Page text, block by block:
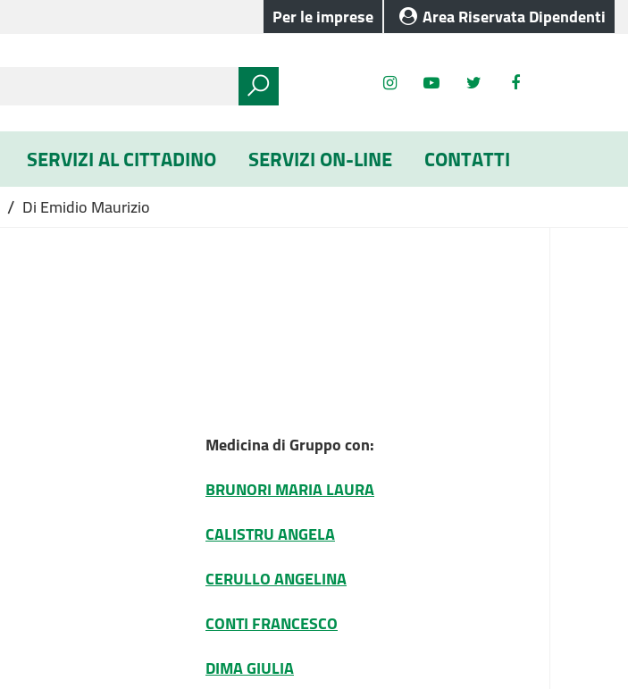
Per le imprese Area Riservata Dipendenti
SERVIZI AL CITTADINO SERVIZI ON-LINE CONTATTI
/ Di Emidio Maurizio
Medicina di Gruppo con:
BRUNORI MARIA LAURA
CALISTRU ANGELA
CERULLO ANGELINA
CONTI FRANCESCO
DIMA GIULIA